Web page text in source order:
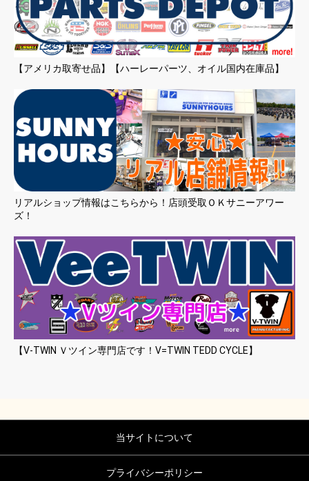
【アメリカ取寄せ品】【ハーレーパーツ、オイル国内在庫品】
リアルショップ情報はこちらから！店頭受取ＯＫサニーアワー
ズ！
【V-TWIN Ｖツイン専門店です！V=TWIN TEDD CYCLE】
当サイトについて
プライバシーポリシー